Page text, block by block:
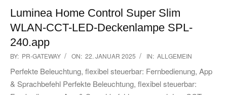
Luminea Home Control Super Slim
WLAN-CCT-LED-Deckenlampe SPL-
240.app
2025-
01-
22
BY: PR-GATEWAY ON: 22. JANUAR 2025 IN: ALLGEMEIN
Perfekte Beleuchtung, flexibel steuerbar: Fernbedienung, App
& Sprachbefehl Perfekte Beleuchtung, flexibel steuerbar: